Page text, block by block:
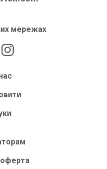
мережах
оферта